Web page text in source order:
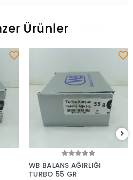
Ürünler
WB BALANS AĞIRLIĞI
TURBO 55 GR